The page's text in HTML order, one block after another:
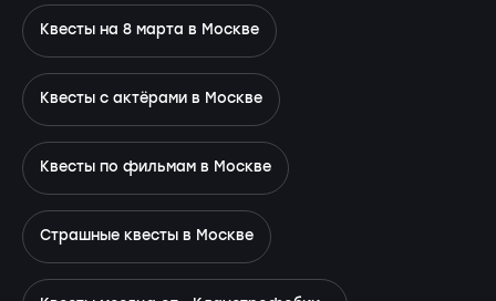
Квесты на 8 марта в Москве
Квесты с актёрами в Москве
Квесты по фильмам в Москве
Страшные квесты в Москве